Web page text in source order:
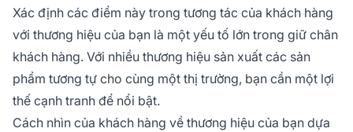
Xác định các điểm này trong tương tác của khách hàng
với thương hiệu của bạn là một yếu tố lớn trong giữ chân
khách hàng. Với nhiều thương hiệu sản xuất các sản
phẩm tương tự cho cùng một thị trường, bạn cần một lợi
thế cạnh tranh để nổi bật.
Cách nhìn của khách hàng về thương hiệu của bạn dựa